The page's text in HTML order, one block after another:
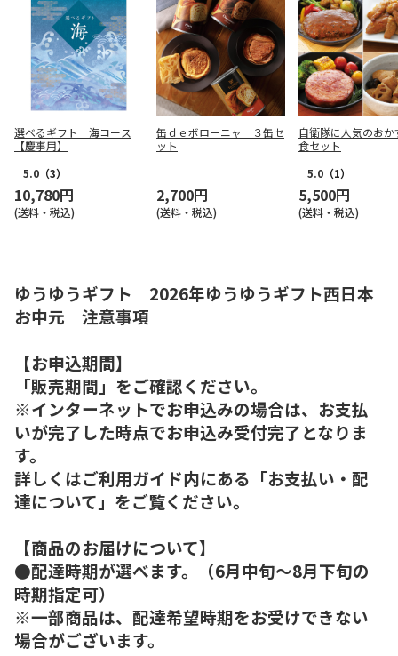
選べるギフト 海コース
【慶事用】
5.0 （3）
10,780円
(送料・税込)
缶ｄｅボローニャ ３缶セ
ット
2,700円
(送料・税込)
自衛隊に人気のお
食セット
5.0 （1）
5,500円
(送料・税込)
ゆうゆうギフト 2026年ゆうゆうギフト西日本
お中元 注意事項
【お申込期間】
「販売期間」をご確認ください。
※インターネットでお申込みの場合は、お支払
いが完了した時点でお申込み受付完了となりま
す。
詳しくはご利用ガイド内にある「お支払い・配
達について」をご覧ください。
【商品のお届けについて】
●配達時期が選べます。（6月中旬～8月下旬の
時期指定可）
※一部商品は、配達希望時期をお受けできない
場合がございます。